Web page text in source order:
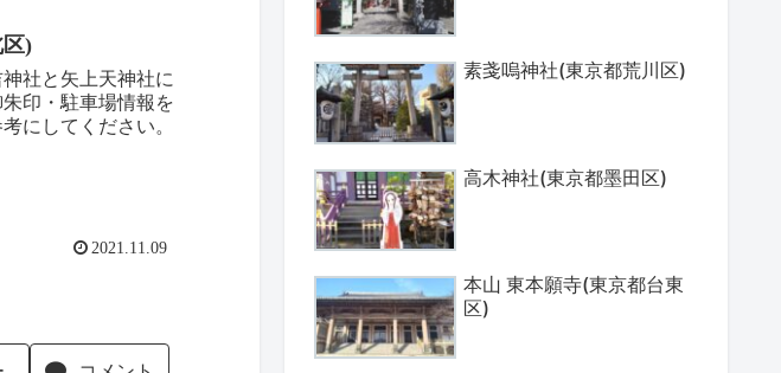
)
社と矢上天神社に
印・駐車場情報を
にしてください。
2021.11.09
素戔嗚神社(東京都荒川区)
高木神社(東京都墨田区)
本山 東本願寺(東京都台東
区)